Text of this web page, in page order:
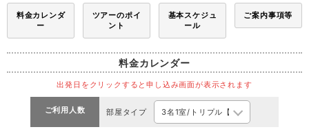
料金カレンダ
ー
ツアーのポイ
ント
基本スケジュ
ール
ご案内事項等
料金カレンダー
出発日をクリックすると申し込み画面が表示されます
ご利用人数 部屋タイプ